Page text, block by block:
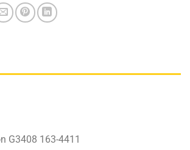
G3408 163-4411